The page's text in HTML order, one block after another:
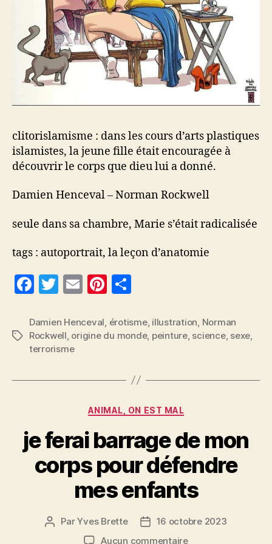
clitorislamisme : dans les cours d’arts plastiques
islamistes, la jeune fille était encouragée à
découvrir le corps que dieu lui a donné.
Damien Henceval – Norman Rockwell
seule dans sa chambre, Marie s’était radicalisée
tags : autoportrait, la leçon d’anatomie
F
c
e
o
T
itt
er
E
ai
l
Pi
er
es
rt
a
er
Étiquettes
Damien Henceval, érotisme, illustration, Norman
Rockwell, origine du monde, peinture, science, sexe,
terrorisme
Catégories
ANIMAL, ON EST MAL
je ferai barrage de mon
corps pour défendre
mes enfants
Auteur
ParYves Brette
Date16 octobre 2023
Aucun commentairesur